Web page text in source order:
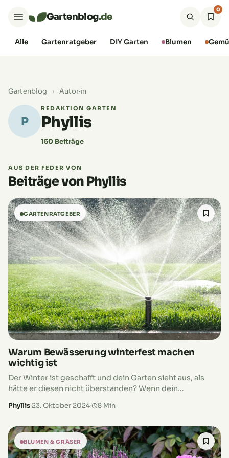
Gartenblog.de
0
Alle Gartenratgeber DIY Garten Blumen
Gartenblog › Autor·in
P
REDAKTION GARTEN
Phyllis
150 Beiträge
AUS DER FEDER VON
Beiträge von Phyllis
GARTENRATGEBER
Warum Bewässerung winterfest machen
wichtig ist
Der Winter ist geschafft und dein Garten sieht aus, als
hätte er diesen nicht überstanden? Wenn dein
schnell passieren! Warum ist das wichtig? Gefrierendes
werden. Ein gut gewartetes System sorgt dafür, dass
deine Pflanzen im Frühling die richtige Menge Wasser
bekommen und hält auch deine Wasserrechnung im
Phyllis·23. Oktober 2024· 8 Min
BLUMEN & GRÄSER